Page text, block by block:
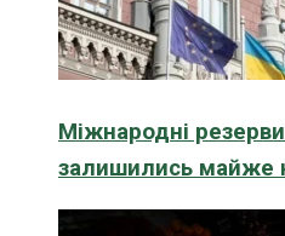
Міжнародні
залишились майже